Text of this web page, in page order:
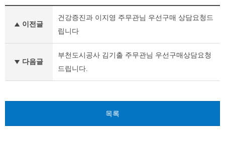
구
전
이전글
건강증진과 이지영 주무관님 우선구매 상담요청드
립니다
다음글
부천도시공사 김기출 주무관님 우선구매상담요청
드립니다.
목록